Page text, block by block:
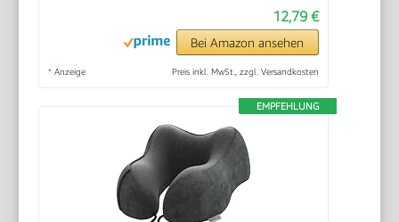
12,79 €
Bei Amazon ansehen
* Anzeige Preis inkl. MwSt., zzgl. Versandkosten
EMPFEHLUNG